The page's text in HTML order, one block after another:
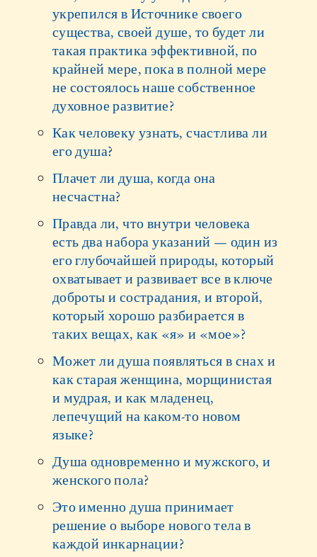
укрепился в Источнике своего
существа, своей душе, то будет ли
такая практика эффективной, по
крайней мере, пока в полной мере
не состоялось наше собственное
духовное развитие?
Как человеку узнать, счастлива ли
его душа?
Плачет ли душа, когда она
несчастна?
Правда ли, что внутри человека
есть два набора указаний — один из
его глубочайшей природы, который
охватывает и развивает все в ключе
доброты и сострадания, и второй,
который хорошо разбирается в
таких вещах, как «я» и «мое»?
Может ли душа появляться в снах и
как старая женщина, морщинистая
и мудрая, и как младенец,
лепечущий на каком-то новом
языке?
Душа одновременно и мужского, и
женского пола?
Это именно душа принимает
решение о выборе нового тела в
каждой инкарнации?